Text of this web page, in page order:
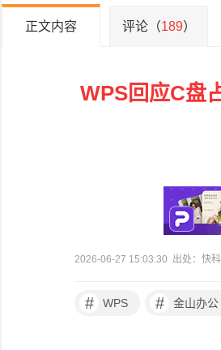
正文内容 评论（189）
WPS回应C盘
2026-06-27 15:03:30 出处：快科
# WPS # 金山办公